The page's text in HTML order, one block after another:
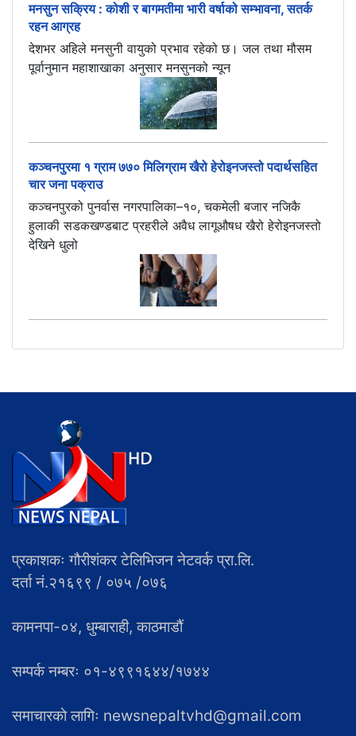
मनसुन सक्रिय : कोशी र बागमतीमा भारी वर्षाको सम्भावना, सतर्क
रहन आग्रह
देशभर अहिले मनसुनी वायुको प्रभाव रहेको छ। जल तथा मौसम
पूर्वानुमान महाशाखाका अनुसार मनसुनको न्यून
कञ्चनपुरमा १ ग्राम ७७० मिलिग्राम खैरो हेरोइनजस्तो पदार्थसहित
चार जना पक्राउ
कञ्चनपुरको पुनर्वास नगरपालिका–१०, चकमेली बजार नजिकै
हुलाकी सडकखण्डबाट प्रहरीले अवैध लागूऔषध खैरो हेरोइनजस्तो
देखिने धुलो
प्रकाशकः गौरीशंकर टेलिभिजन नेटवर्क प्रा.लि.
दर्ता नं.२१६९९ / ०७५ /०७६
कामनपा-०४, धुम्बाराही, काठमाडौं
सम्पर्क नम्बरः ०१-४९९१६४४/१७४४
समाचारकाे लागिः newsnepaltvhd@gmail.com